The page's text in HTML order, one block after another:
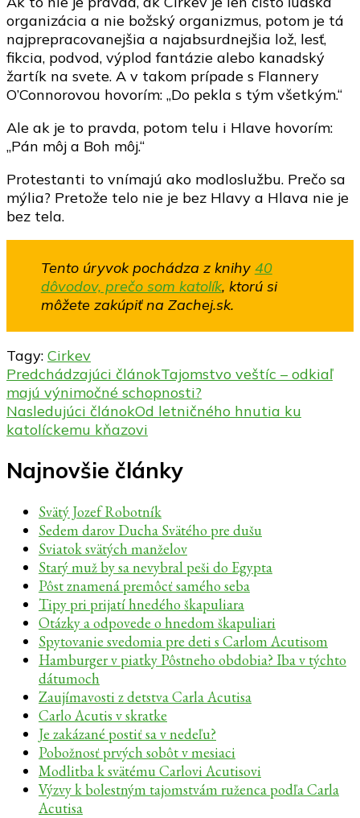
organizácia a nie božský organizmus, potom je tá
najprepracovanejšia a najabsurdnejšia lož, lesť,
fikcia, podvod, výplod fantázie alebo kanadský
žartík na svete. A v takom prípade s Flannery
O’Connorovou hovorím: „Do pekla s tým všetkým.“
Ale ak je to pravda, potom telu i Hlave hovorím:
„Pán môj a Boh môj.“
Protestanti to vnímajú ako modloslužbu. Prečo sa
mýlia? Pretože telo nie je bez Hlavy a Hlava nie je
bez tela.
Tento úryvok pochádza z knihy 40
dôvodov, prečo som katolík, ktorú si
môžete zakúpiť na Zachej.sk.
Tagy: Cirkev
Navigácia
v
článku
Predchádzajúci článokTajomstvo veštíc – odkiaľ
majú výnimočné schopnosti?
Nasledujúci článokOd letničného hnutia ku
katolíckemu kňazovi
Najnovšie články
Svätý Jozef Robotník
Sedem darov Ducha Svätého pre dušu
Sviatok svätých manželov
Starý muž by sa nevybral peši do Egypta
Pôst znamená premôcť samého seba
Tipy pri prijatí hnedého škapuliara
Otázky a odpovede o hnedom škapuliari
Spytovanie svedomia pre deti s Carlom Acutisom
Hamburger v piatky Pôstneho obdobia? Iba v týchto
dátumoch
Zaujímavosti z detstva Carla Acutisa
Carlo Acutis v skratke
Je zakázané postiť sa v nedeľu?
Pobožnosť prvých sobôt v mesiaci
Modlitba k svätému Carlovi Acutisovi
Výzvy k bolestným tajomstvám ruženca podľa Carla
Acutisa